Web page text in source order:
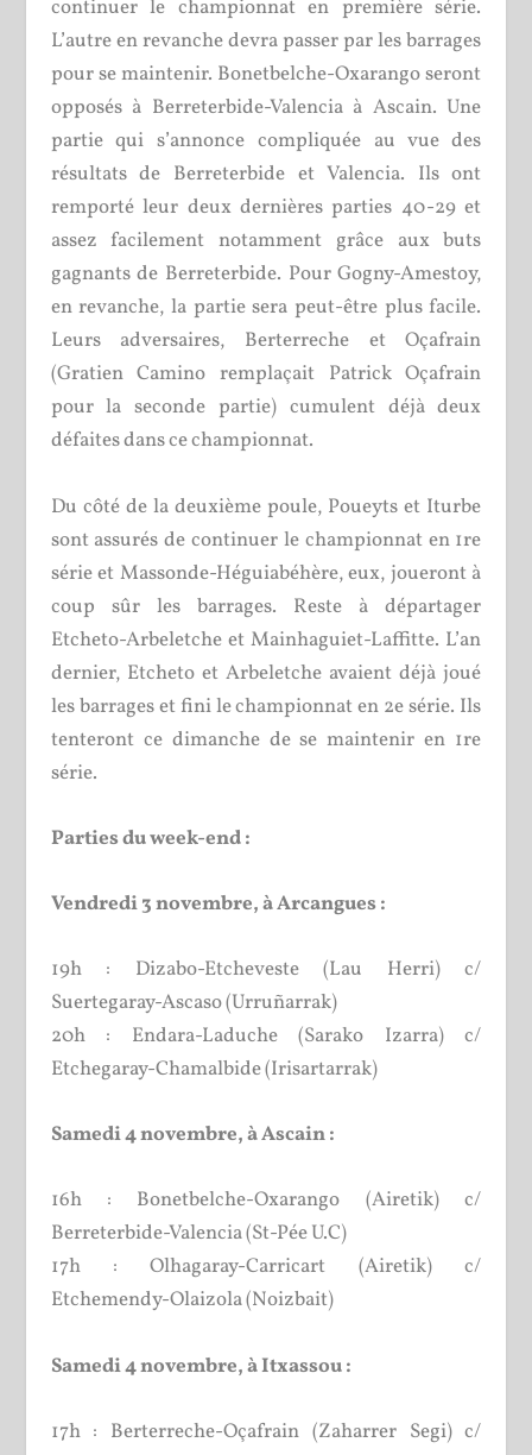
continuer le championnat en première série.
L’autre en revanche devra passer par les barrages
pour se maintenir. Bonetbelche-Oxarango seront
opposés à Berreterbide-Valencia à Ascain. Une
partie qui s’annonce compliquée au vue des
résultats de Berreterbide et Valencia. Ils ont
remporté leur deux dernières parties 40-29 et
assez facilement notamment grâce aux buts
gagnants de Berreterbide. Pour Gogny-Amestoy,
en revanche, la partie sera peut-être plus facile.
Leurs adversaires, Berterreche et Oçafrain
(Gratien Camino remplaçait Patrick Oçafrain
pour la seconde partie) cumulent déjà deux
défaites dans ce championnat.
Du côté de la deuxième poule, Poueyts et Iturbe
sont assurés de continuer le championnat en 1re
série et Massonde-Héguiabéhère, eux, joueront à
coup sûr les barrages. Reste à départager
Etcheto-Arbeletche et Mainhaguiet-Laffitte. L’an
dernier, Etcheto et Arbeletche avaient déjà joué
les barrages et fini le championnat en 2esérie. Ils
tenteront ce dimanche de se maintenir en 1re
série.
Parties du week-end :
Vendredi 3 novembre, à Arcangues :
19h : Dizabo-Etcheveste (Lau Herri) c/
Suertegaray-Ascaso (Urruñarrak)
20h : Endara-Laduche (Sarako Izarra) c/
Etchegaray-Chamalbide (Irisartarrak)
Samedi 4 novembre, à Ascain :
16h : Bonetbelche-Oxarango (Airetik) c/
Berreterbide-Valencia (St-Pée U.C)
17h : Olhagaray-Carricart (Airetik) c/
Etchemendy-Olaizola (Noizbait)
Samedi 4 novembre, à Itxassou :
17h : Berterreche-Oçafrain (Zaharrer Segi) c/